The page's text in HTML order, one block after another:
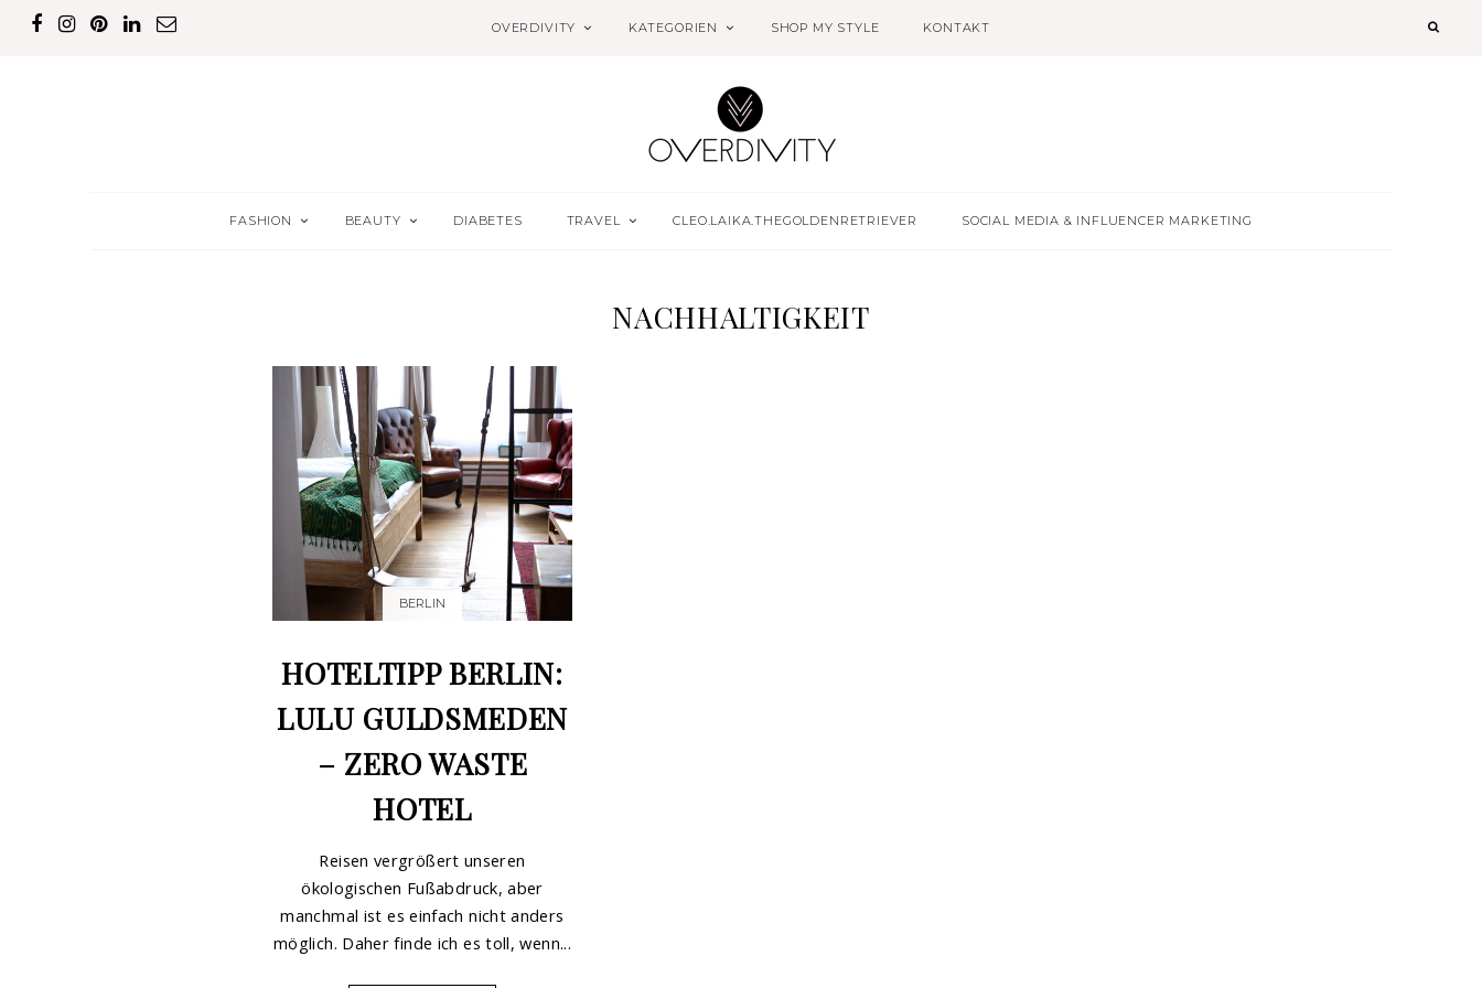
OVERDIVITY KATEGORIEN SHOP MY STYLE KONTAKT
FASHION BEAUTY DIABETES TRAVEL CLEO.LAIKA.THEGOLDENRETRIEVER SOCIAL MEDIA & INFLUENCER MARKETING
NACHHALTIGKEIT
BERLIN
HOTELTIPP BERLIN:
LULU GULDSMEDEN
– ZERO WASTE
HOTEL
Reisen vergrößert unseren
ökologischen Fußabdruck, aber
manchmal ist es einfach nicht anders
möglich. Daher finde ich es toll, wenn...